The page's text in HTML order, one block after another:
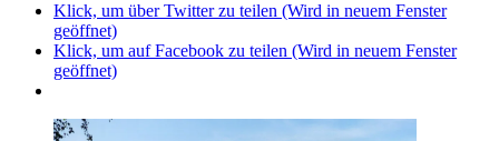
Klick, um über Twitter zu teilen (Wird in neuem Fenster
geöffnet)
Klick, um auf Facebook zu teilen (Wird in neuem Fenster
geöffnet)